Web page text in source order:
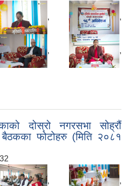
, ,
, ,
दोस्रो नगरसभा सोह्रौं
फोटोहरु (मिति २०८१
, ,